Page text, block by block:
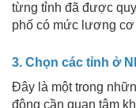
từng tỉnh đã được
phố có mức lương cơ
3. Chọn các tỉnh ở
Đây là một trong
động cần quan tâm